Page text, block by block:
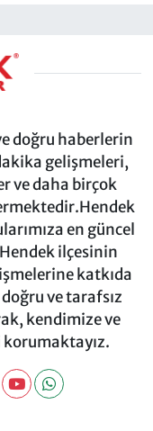
doğru haberlerin
gelişmeleri,
ve daha birçok
en güncel
ilçesinin
katkıda
ve tarafsız
kendimize ve
korumaktayız.